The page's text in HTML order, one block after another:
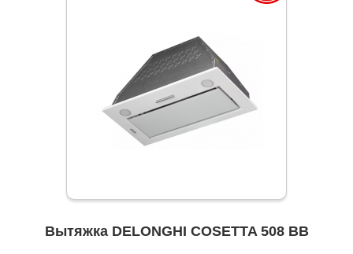
Вытяжка DELONGHI COSETTA 508 BB